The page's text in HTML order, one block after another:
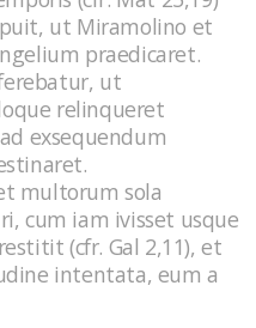
ut Miramolino et
praedicaret.
ut
relinqueret
exsequendum
multorum sola
cum iam ivisset usque
(cfr. Gal 2,11), et
intentata, eum a